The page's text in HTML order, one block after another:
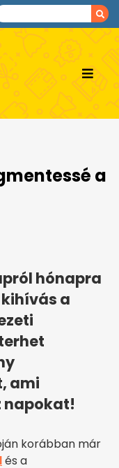
a
hónapra
a
ami
napokat!
korábban már
és a